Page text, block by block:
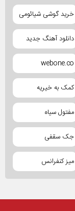
خرید گوشی شیائومی
دانلود آهنگ جدید
webone.co
کمک به خیریه
مفتول سیاه
جک سقفی
میز کنفرانس